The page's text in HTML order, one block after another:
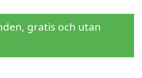
gratis och utan